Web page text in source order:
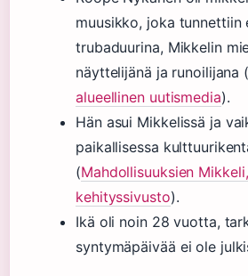
muusikko, joka tunnettiin
trubaduurina, Mikkelin
näyttelijänä ja runoilijana (
alueellinen uutismedia).
Hän asui Mikkelissä ja
paikallisessa
(Mahdollisuuksien
kehityssivusto).
Ikä oli noin 28 vuotta,
syntymäpäivää ei ole